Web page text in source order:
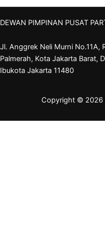
DEWAN PIMPINAN PUSAT
Jl. Anggrek Neli Murni No.11A,
Palmerah, Kota Jakarta Barat,
Ibukota Jakarta 11480
Copyright © 2026